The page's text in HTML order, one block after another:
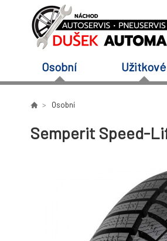
Osobní Užitkové
Osobní
Semperit Speed-